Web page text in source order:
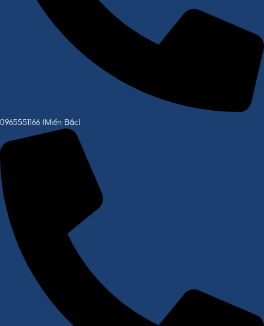
0965551166 (Miền Bắc)